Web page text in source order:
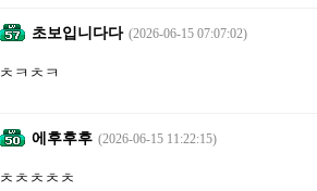
초보입니다다 (2026-06-15 07:07:02)
ㅊㅋㅊㅋ
에후후후 (2026-06-15 11:22:15)
ㅊㅊㅊㅊㅊ